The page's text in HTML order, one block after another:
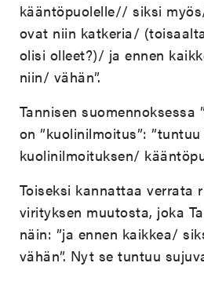
kääntöpuolelle// siksi
ovat niin katkeria/
olisi olleet?)/ ja ennen
niin/ vähän”.
Tannisen suomennoksessa
on ”kuolinilmoitus”:
kuolinilmoituksen/
Toiseksi kannattaa verrata
virityksen muutosta, joka
näin: ”ja ennen kaikkea/
vähän”. Nyt se tuntuu